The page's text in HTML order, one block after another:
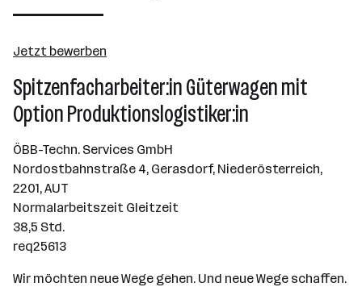
10000+ Mitarbeiter*innen
Jetzt bewerben
Spitzenfacharbeiter:in Güterwagen mit
Option Produktionslogistiker:in
ÖBB-Techn. Services GmbH
Nordostbahnstraße 4, Gerasdorf, Niederösterreich,
2201, AUT
Normalarbeitszeit Gleitzeit
38,5 Std.
req25613
Wir möchten neue Wege gehen. Und neue Wege schaffen.